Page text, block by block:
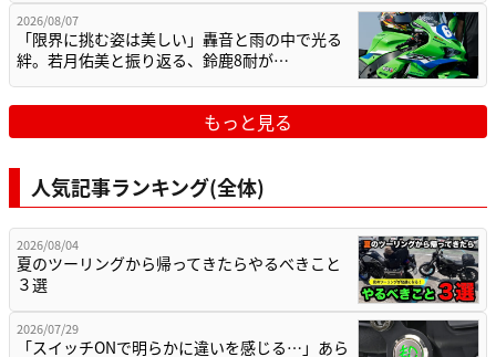
2026/08/07
「限界に挑む姿は美しい」轟音と雨の中で光る
絆。若月佑美と振り返る、鈴鹿8耐が…
もっと見る
人気記事ランキング(全体)
2026/08/04
夏のツーリングから帰ってきたらやるべきこと
３選
2026/07/29
「スイッチONで明らかに違いを感じる…」あら